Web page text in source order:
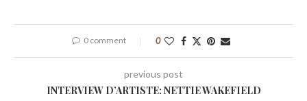
0 comment 0
previous post
INTERVIEW D’ARTISTE: NETTIE WAKEFIELD